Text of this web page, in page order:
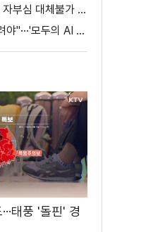
나라의 평화, 국민의 자부심 대체불가 대한민국 이재명 대통령 모두말씀
"AI 혜택, 모두가 누려야"···'모두의 AI 성장사다리' 출범
태풍 '돌핀' 경